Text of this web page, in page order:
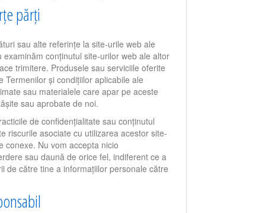
părți
sau alte referințe la site-urile web ale
conținutul site-urilor web ale altor
trimitere. Produsele sau serviciile oferite
Termenilor și condițiilor aplicabile ale
sau materialele care apar pe aceste
sau aprobate de noi.
de confidențialitate sau conținutul
riscurile asociate cu utilizarea acestor site-
conexe. Nu vom accepta nicio
sau daună de orice fel, indiferent ce a
de către tine a informațiilor personale către